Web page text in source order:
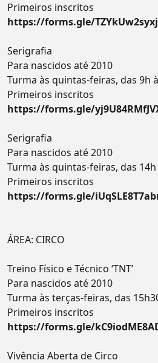
Primeiros inscritos
https://forms.gle/
Serigrafia
Para nascidos até 2010
Turma às quintas-feiras, das 9h
Primeiros inscritos
https://forms.gle/
Serigrafia
Para nascidos até 2010
Turma às quintas-feiras, das 14h
Primeiros inscritos
https://forms.gle/
ÁREA: CIRCO
Treino Físico e Técnico ‘TNT’
Para nascidos até 2010
Turma às terças-feiras, das
Primeiros inscritos
https://forms.gle/
Vivência Aberta de Circo